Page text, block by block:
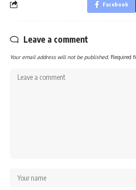
Facebook
Leave a comment
Your email address will not be published. Required